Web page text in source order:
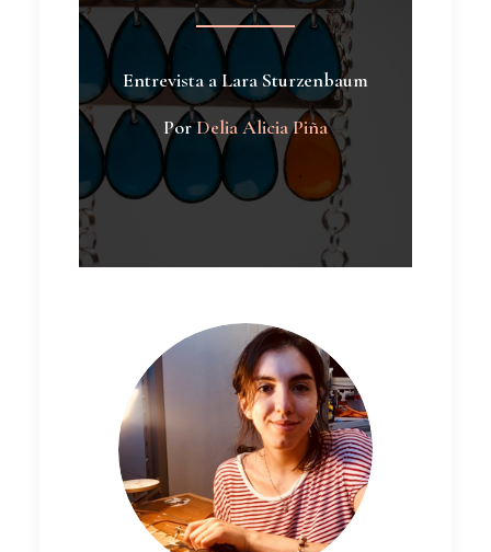
Entrevista a Lara Sturzenbaum
PorDelia Alicia Piña